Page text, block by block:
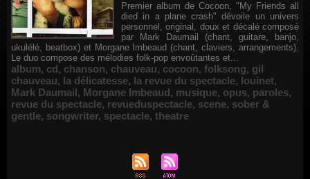
Premier album de Cocoon, "My Friends all
died in a plane crash" dévoile un univers
personnel, original, doux et décalé composé
par Mark Daumail (chant, guitare, banjo,
ukulélé, beatbox) et Morgane Imbeaud (chant, claviers, arrangements).
Le duo compose des mélodies folk-pop envoûtantes et...
album, cd, chanson, chauveau, cocoon, folksong, gil
chauveau, la délicatesse, la revue du spectacle, louinet,
Mark Daumail, Morgane Imbeaud, musique, opus, paroles,
revue du spectacle, revueduspectacle, scene, sober &
gentle, songwriter, spectacle, theatre